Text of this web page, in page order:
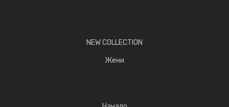
NEW COLLECTION
Жени